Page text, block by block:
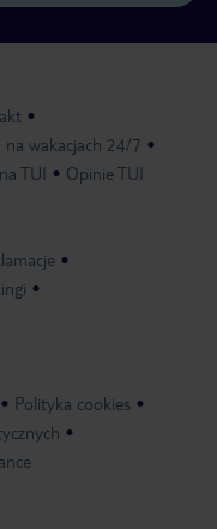
na wakacjach 24/7
TUI Opinie TUI
Polityka cookies